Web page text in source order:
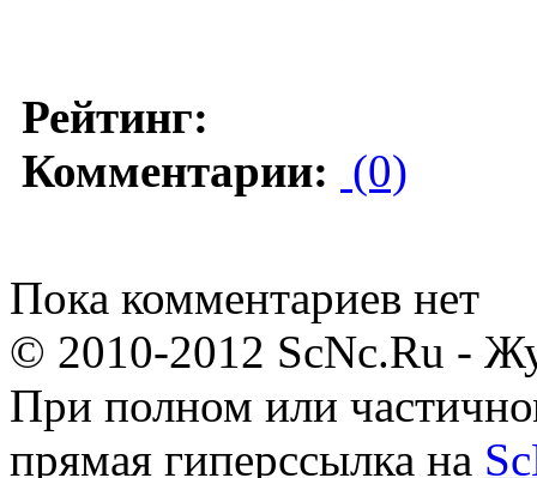
Рейтинг:
Комментарии: (0)
Пока комментариев нет
© 2010-2012 ScNc.Ru -
При полном или
прямая гиперссылка на